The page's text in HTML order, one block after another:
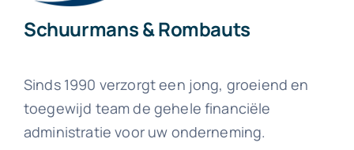
Schuurmans & Rombauts
Sinds 1990 verzorgt een jong, groeiend en
toegewijd team de gehele financiële
administratie voor uw onderneming.